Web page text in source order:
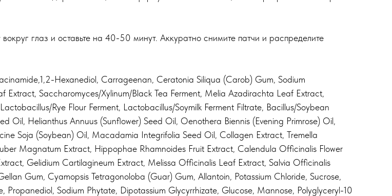
глаз и оставьте на 40-50 минут. Аккуратно снимите патчи и распределите
Hexanediol, Carrageenan, Ceratonia Siliqua (Carob) Gum, Sodium
Saccharomyces/Xylinum/Black Tea Ferment, Melia Azadirachta Leaf Extract,
Rye Flour Ferment, Lactobacillus/Soymilk Ferment Filtrate, Bacillus/Soybean
Oil, Helianthus Annuus (Sunflower) Seed Oil, Oenothera Biennis (Evening Primrose) Oil,
Soja (Soybean) Oil, Macadamia Integrifolia Seed Oil, Collagen Extract, Tremella
Magnatum Extract, Hippophae Rhamnoides Fruit Extract, Calendula Officinalis Flower
Gelidium Cartilagineum Extract, Melissa Officinalis Leaf Extract, Salvia Officinalis
Gum, Cyamopsis Tetragonoloba (Guar) Gum, Allantoin, Potassium Chloride, Sucrose,
Sodium Phytate, Dipotassium Glycyrrhizate, Glucose, Mannose, Polyglyceryl-10